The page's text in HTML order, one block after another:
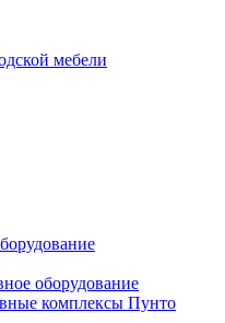
оборудование
комплексы Пунто